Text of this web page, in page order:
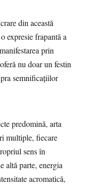
din această
expresie frapantă a
prin
nu doar un festin
semnificațiilor
predomină, arta
multiple, fiecare
sens în
altă parte, energia
acromatică,